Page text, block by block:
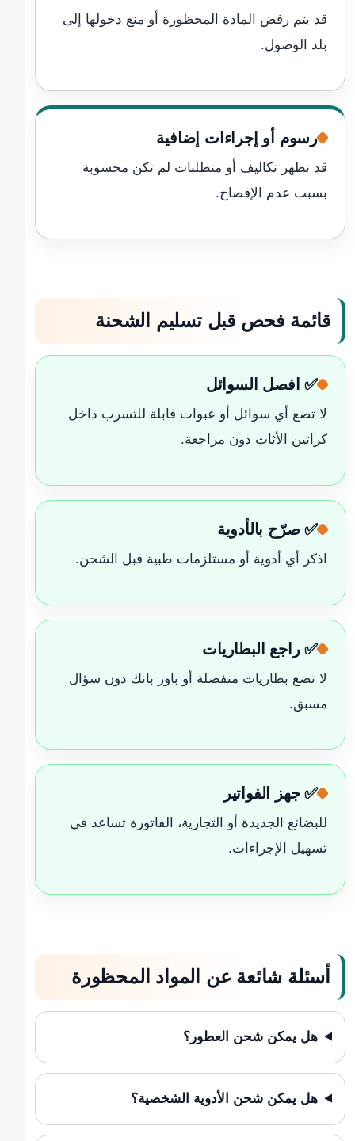
قد يتم رفض المادة المحظورة أو منع دخولها إلى
بلد الوصول.
رسوم أو إجراءات إضافية
قد تظهر تكاليف أو متطلبات لم تكن محسوبة
بسبب عدم الإفصاح.
قائمة فحص قبل تسليم الشحنة
✅ افصل السوائل
لا تضع أي سوائل أو عبوات قابلة للتسرب داخل
كراتين الأثاث دون مراجعة.
✅ صرّح بالأدوية
اذكر أي أدوية أو مستلزمات طبية قبل الشحن.
✅ راجع البطاريات
لا تضع بطاريات منفصلة أو باور بانك دون سؤال
مسبق.
✅ جهز الفواتير
للبضائع الجديدة أو التجارية، الفاتورة تساعد في
تسهيل الإجراءات.
أسئلة شائعة عن المواد المحظورة
هل يمكن شحن العطور؟
هل يمكن شحن الأدوية الشخصية؟